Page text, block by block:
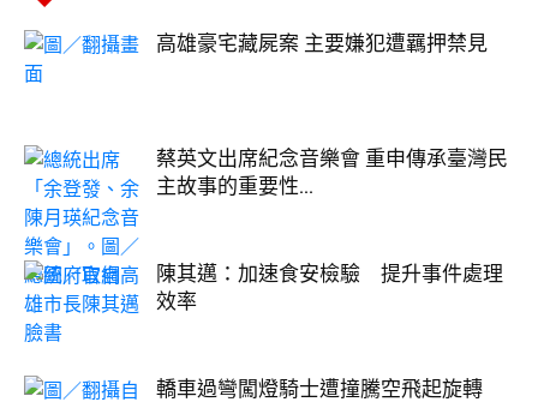
高雄豪宅藏屍案 主要嫌犯遭羈押禁見
蔡英文出席紀念音樂會 重申傳承臺灣民
主故事的重要性...
陳其邁：加速食安檢驗 提升事件處理
效率
轎車過彎闖燈騎士遭撞騰空飛起旋轉